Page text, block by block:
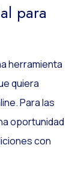
para
herramienta
quiera
Para las
oportunidad
con